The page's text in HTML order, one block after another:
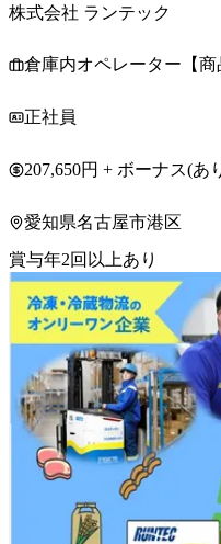
株式会社 ランテック
倉庫内オペレーター【
正社員
207,650円 + ボーナス(あ
愛知県名古屋市港区
賞与年2回以上あり